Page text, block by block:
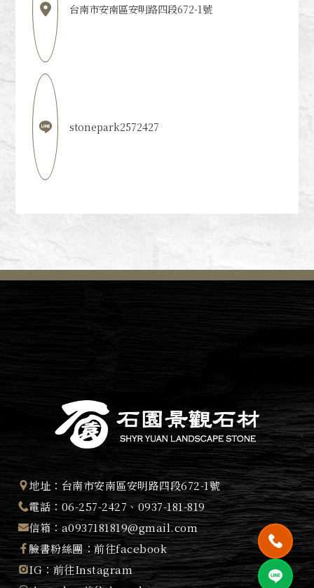
台南市安南區安明路四段672-1號
stonepark2572427
地址： 台南市安南區安明路四段672-1號
電話：06-257-2427、0937-181-819
信箱：a0937181819@gmail.com
臉書粉絲團：前往facebook
IG：前往Instagram